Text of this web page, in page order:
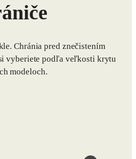
Chránia pred znečistením
vyberiete podľa veľkosti krytu
modeloch.